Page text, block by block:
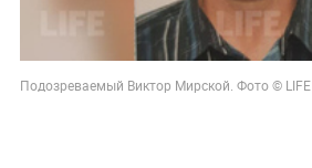
Подозреваемый Виктор Мирской. Фото © LIFE